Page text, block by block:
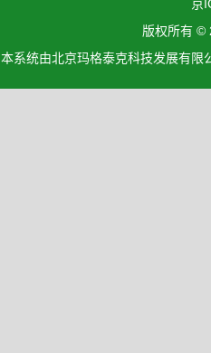
京
版权所有 ©
本系统由北京玛格泰克科技发展有